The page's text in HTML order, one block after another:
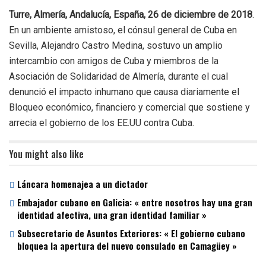
Turre, Almería, Andalucía, España, 26 de diciembre de 2018.
En un ambiente amistoso, el cónsul general de Cuba en
Sevilla, Alejandro Castro Medina, sostuvo un amplio
intercambio con amigos de Cuba y miembros de la
Asociación de Solidaridad de Almería, durante el cual
denunció el impacto inhumano que causa diariamente el
Bloqueo económico, financiero y comercial que sostiene y
arrecia el gobierno de los EE.UU contra Cuba.
You might also like
Láncara homenajea a un dictador
Embajador cubano en Galicia: « entre nosotros hay una gran
identidad afectiva, una gran identidad familiar »
Subsecretario de Asuntos Exteriores: « El gobierno cubano
bloquea la apertura del nuevo consulado en Camagüey »